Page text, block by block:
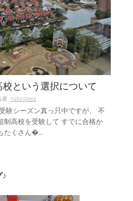
という選択について
: nakagawa
験シーズン真っ只中ですが、 不
制高校を受験して すでに合格か
たくさん�...